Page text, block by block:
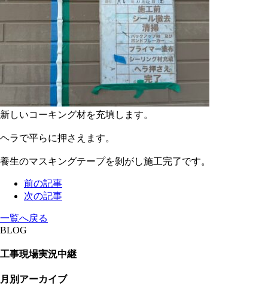
新しいコーキング材を充填します。
ヘラで平らに押さえます。
養生のマスキングテープを剝がし施工完了です。
前の記事
次の記事
一覧へ戻る
BLOG
工事現場実況中継
月別アーカイブ